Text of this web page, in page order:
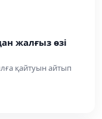
жалғыз өзі
қайтуын айтып